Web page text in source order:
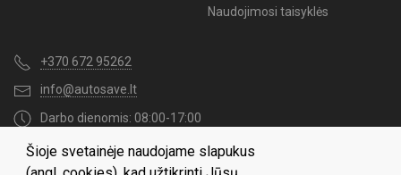
Naudojimosi taisyklės
+370 672 95262
info@autosave.lt
Darbo dienomis: 08:00-17:00
Naujienų užsakymas
Šioje svetainėje naudojame slapukus